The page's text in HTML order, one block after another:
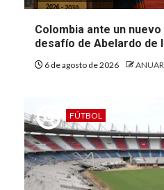
Colombia ante un
desafío de Abelardo de
6 de agosto de 2026
FÚTBOL